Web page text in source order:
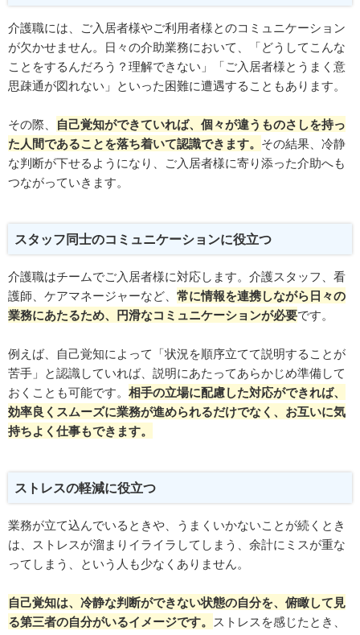
介護職には、ご入居者様やご利用者様とのコミュニケーション
が欠かせません。日々の介助業務において、「どうしてこんな
ことをするんだろう？理解できない」「ご入居者様とうまく意
思疎通が図れない」といった困難に遭遇することもあります。
その際、 自己覚知ができていれば、個々が違うものさしを持っ
た人間であることを落ち着いて認識できます。 その結果、冷静
な判断が下せるようになり、ご入居者様に寄り添った介助へも
つながっていきます。
スタッフ同士のコミュニケーションに役立つ
介護職はチームでご入居者様に対応します。介護スタッフ、看
護師、ケアマネージャーなど、 常に情報を連携しながら日々の
業務にあたるため、円滑なコミュニケーションが必要です。
例えば、自己覚知によって「状況を順序立てて説明することが
苦手」と認識していれば、説明にあたってあらかじめ準備して
おくことも可能です。 相手の立場に配慮した対応ができれば、
効率良くスムーズに業務が進められるだけでなく、お互いに気
持ちよく仕事もできます。
ストレスの軽減に役立つ
業務が立て込んでいるときや、うまくいかないことが続くとき
は、ストレスが溜まりイライラしてしまう、余計にミスが重な
ってしまう、という人も少なくありません。
自己覚知は、冷静な判断ができない状態の自分を、俯瞰して見
る第三者の自分がいるイメージです。 ストレスを感じたとき、